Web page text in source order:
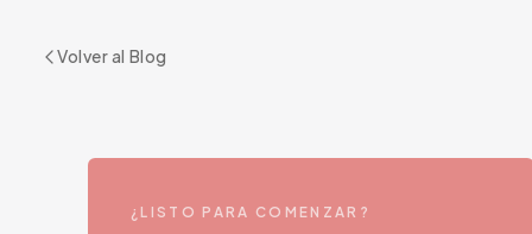
Volver al Blog
¿LISTO PARA COMENZAR?